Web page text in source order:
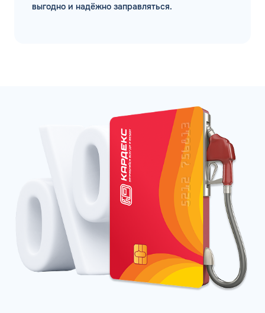
выгодно и надёжно заправляться.